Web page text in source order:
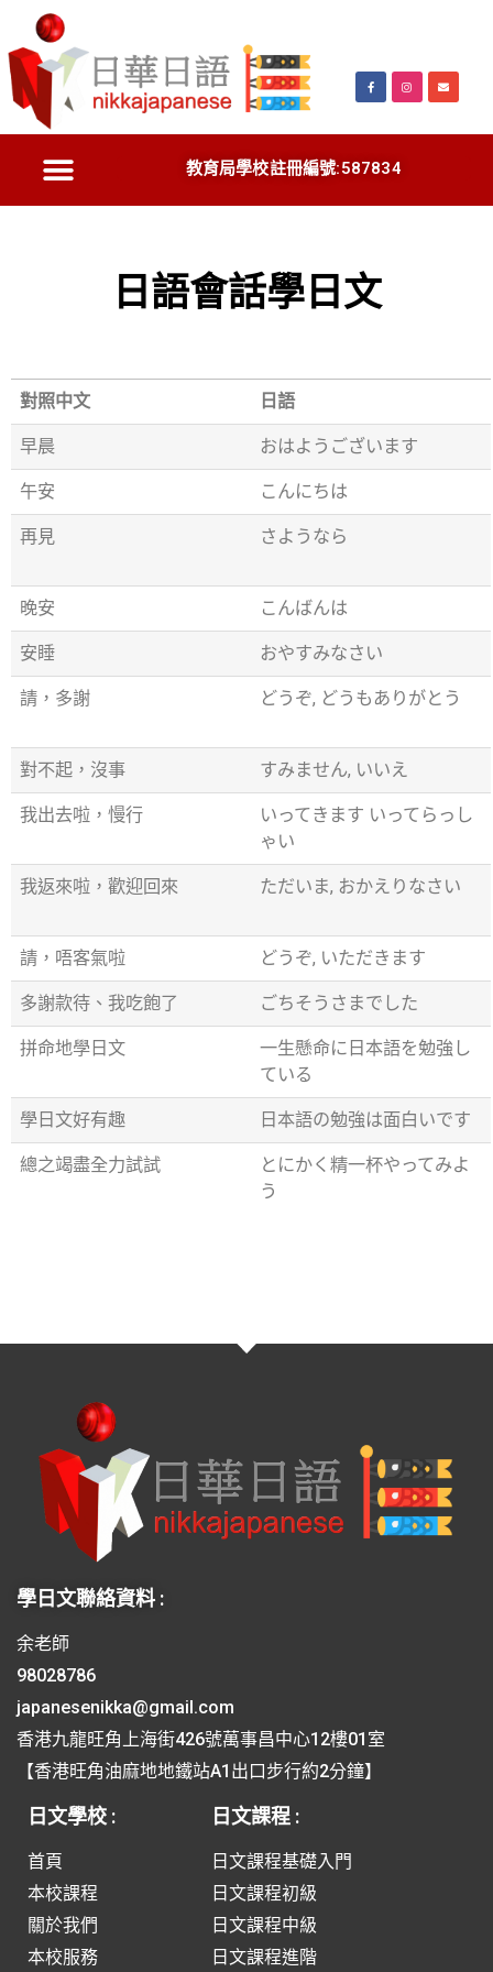
教育局學校註冊編號:587834
日語會話學日文
對照中文 日語
早晨 おはようございます
午安 こんにちは
再見 さようなら
晚安 こんばんは
安睡 おやすみなさい
請，多謝 どうぞ, どうもありがとう
對不起，沒事 すみません, いいえ
我出去啦，慢行
いってきます いってらっし
ゃい
我返來啦，歡迎回來 ただいま, おかえりなさい
請，唔客氣啦 どうぞ, いただきます
多謝款待、我吃飽了 ごちそうさまでした
拼命地學日文
一生懸命に日本語を勉強し
ている
學日文好有趣 日本語の勉強は面白いです
總之竭盡全力試試
とにかく精一杯やってみよ
う
學日文聯絡資料 :
余老師
98028786
japanesenikka@gmail.com
香港九龍旺角上海街426號萬事昌中心12樓01室
【香港旺角油麻地地鐵站A1出口步行約2分鐘】
日文學校 :
首頁
本校課程
關於我們
本校服務
日文課程 :
日文課程基礎入門
日文課程初級
日文課程中級
日文課程進階